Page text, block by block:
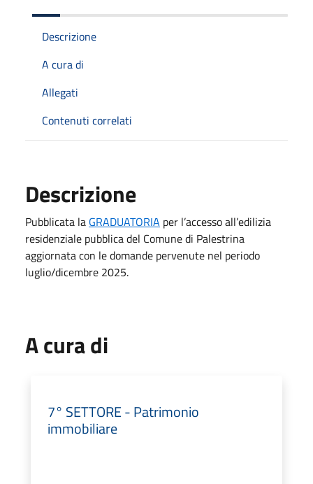
Descrizione
A cura di
Allegati
Contenuti correlati
Descrizione
Pubblicata la GRADUATORIA per l’accesso all’edilizia
residenziale pubblica del Comune di Palestrina
aggiornata con le domande pervenute nel periodo
luglio/dicembre 2025.
A cura di
7° SETTORE - Patrimonio
immobiliare